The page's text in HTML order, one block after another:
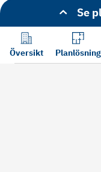
Se
Översikt Planlösning